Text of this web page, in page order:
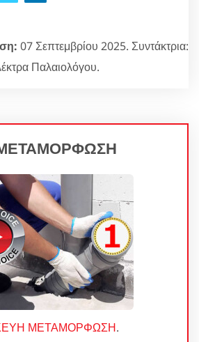
07 Σεπτεμβρίου 2025. Συντάκτρια:
Παλαιολόγου.
ΜΕΤΑΜΟΡΦΩΣΗ.